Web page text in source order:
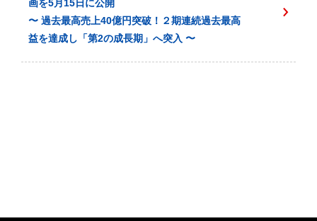
画を5月15日に公開
〜 過去最高売上40億円突破！２期連続過去最高
益を達成し「第2の成長期」へ突入 〜